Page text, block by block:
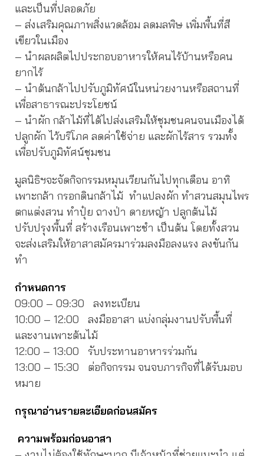
และเป็นที่ปลอดภัย
– ส่งเสริมคุณภาพสิ่งแวดล้อม ลดมลพิษ เพิ่มพื้นที่สี
เขียวในเมือง
– นำผลผลิตไปประกอบอาหารให้คนไร้บ้านหรือคน
ยากไร้
– นำต้นกล้าไปปรับภูมิทัศน์ในหน่วยงานหรือสถานที่
เพื่อสาธารณะประโยชน์
– นำผัก กล้าไม้ที่ได้ไปส่งเสริมให้ชุมชนคนจนเมืองได้
ปลูกผัก ไว้บริโภค ลดค่าใช้จ่าย และผักไร้สาร รวมทั้ง
เพื่อปรับภูมิทัศน์ชุมชน
มูลนิธิฯจะจัดกิจกรรมหมุนเวียนกันไปทุกเดือน อาทิ
เพาะกล้า กรอกดินกล้าไม้ ทำแปลงผัก ทำสวนสมุนไพร
ตกแต่งสวน ทำปุ๋ย ถางป่า ดายหญ้า ปลูกต้นไม้
ปรับปรุงพื้นที่ สร้างเรือนเพาะชำ เป็นต้น โดยทั้งสวน
จะส่งเสริมให้อาสาสมัครมาร่วมลงมือลงแรง ลงขันกัน
ทำ
กำหนดการ
09:00 – 09:30 ลงทะเบียน
10:00 – 12:00 ลงมืออาสา แบ่งกลุ่มงานปรับพื้นที่
และงานเพาะต้นไม้
12:00 – 13:00 รับประทานอาหารร่วมกัน
13:00 – 15:30 ต่อกิจกรรม จนจบภารกิจที่ได้รับมอบ
หมาย
กรุณาอ่านรายละเอียดก่อนสมัคร
ความพร้อมก่อนอาสา